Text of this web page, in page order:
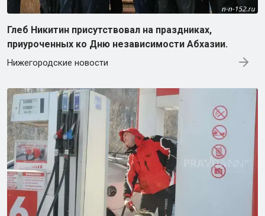
Глеб Никитин присутствовал на праздниках,
приуроченных ко Дню независимости Абхазии.
Нижегородские новости